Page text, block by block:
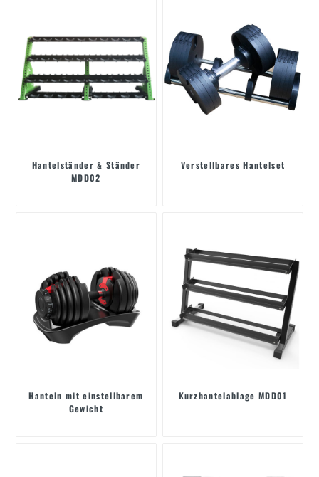
Hantelständer & Ständer
MDD02
Verstellbares Hantelset
Hanteln mit einstellbarem
Gewicht
Kurzhantelablage MDD01